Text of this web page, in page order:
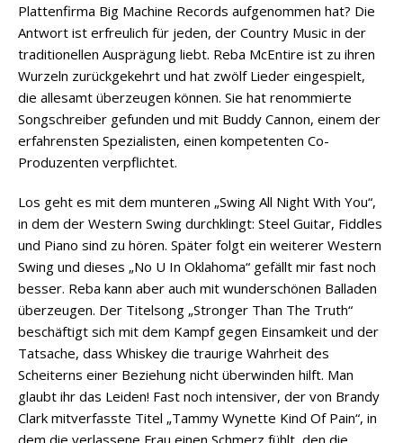
Plattenfirma Big Machine Records aufgenommen hat? Die
Antwort ist erfreulich für jeden, der Country Music in der
traditionellen Ausprägung liebt. Reba McEntire ist zu ihren
Wurzeln zurückgekehrt und hat zwölf Lieder eingespielt,
die allesamt überzeugen können. Sie hat renommierte
Songschreiber gefunden und mit Buddy Cannon, einem der
erfahrensten Spezialisten, einen kompetenten Co-
Produzenten verpflichtet.
Los geht es mit dem munteren „Swing All Night With You“,
in dem der Western Swing durchklingt: Steel Guitar, Fiddles
und Piano sind zu hören. Später folgt ein weiterer Western
Swing und dieses „No U In Oklahoma“ gefällt mir fast noch
besser. Reba kann aber auch mit wunderschönen Balladen
überzeugen. Der Titelsong „Stronger Than The Truth“
beschäftigt sich mit dem Kampf gegen Einsamkeit und der
Tatsache, dass Whiskey die traurige Wahrheit des
Scheiterns einer Beziehung nicht überwinden hilft. Man
glaubt ihr das Leiden! Fast noch intensiver, der von Brandy
Clark mitverfasste Titel „Tammy Wynette Kind Of Pain“, in
dem die verlassene Frau einen Schmerz fühlt, den die